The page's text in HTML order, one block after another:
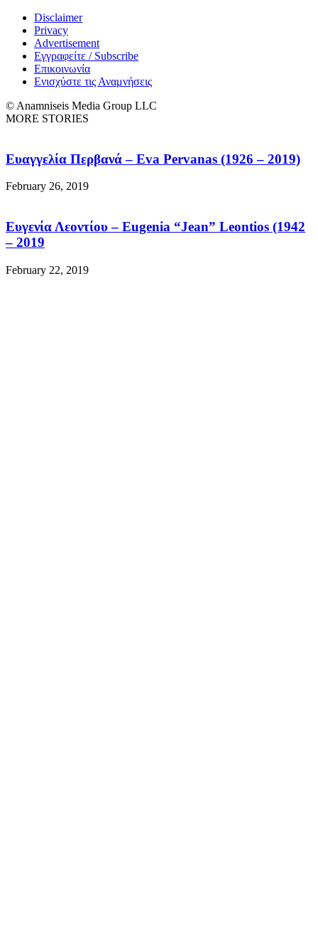
Disclaimer
Privacy
Advertisement
Εγγραφείτε / Subscribe
Επικοινωνία
Ενισχύστε τις Αναμνήσεις
© Anamniseis Media Group LLC
MORE STORIES
Ευαγγελία Περβανά – Eva Pervanas (1926 – 2019)
February 26, 2019
Ευγενία Λεοντίου – Eugenia “Jean” Leontios (1942
– 2019
February 22, 2019